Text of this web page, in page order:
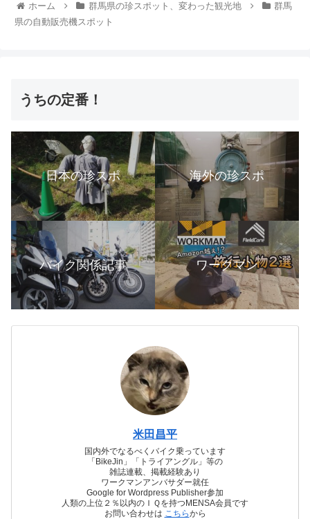
ホーム 群馬県の珍スポット、変わった観光地
群馬
県の自動販売機スポット
うちの定番！
日本の珍スポ 海外の珍スポ
バイク関係記事 ワークマン
米田昌平
国内外でなるべくバイク乗っています
「BikeJin」「トライアングル」等の
雑誌連載、掲載経験あり
ワークマンアンバサダー就任
Google for Wordpress Publisher参加
人類の上位２％以内のＩＱを持つMENSA会員です
お問い合わせは こちらから